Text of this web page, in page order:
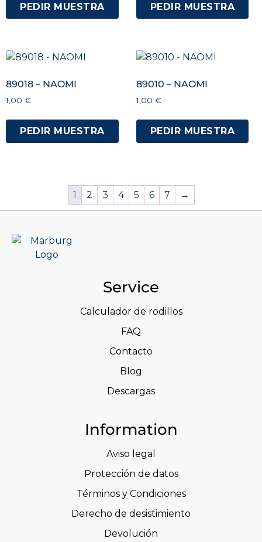
PEDIR MUESTRA PEDIR MUESTRA
89018 – NAOMI
1,00 €
PEDIR MUESTRA
89010 – NAOMI
1,00 €
PEDIR MUESTRA
1 2 3 4 5 6 7 →
Service
Calculador de rodillos
FAQ
Contacto
Blog
Descargas
Information
Aviso legal
Protección de datos
Términos y Condiciones
Derecho de desistimiento
Devolución